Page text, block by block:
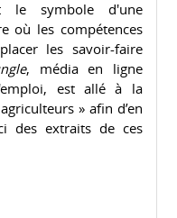
le symbole d'une
où les compétences
les savoir-faire
, média en ligne
est allé à la
» afin d’en
des extraits de ces